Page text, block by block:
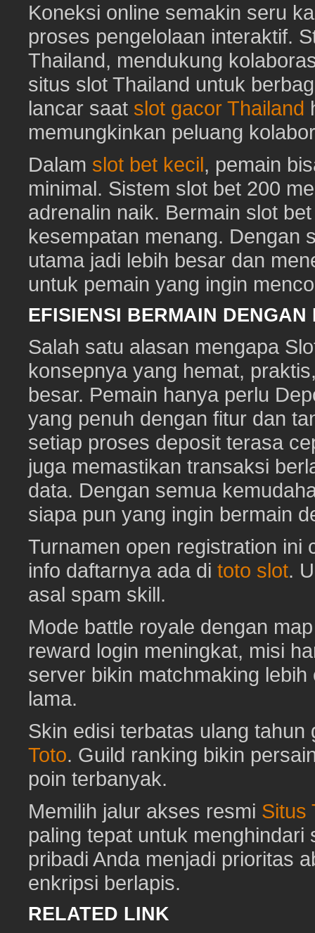
Koneksi online semakin seru
proses pengelolaan interaktif.
Thailand, mendukung
situs slot Thailand untuk
lancar saat slot gacor Thailand
memungkinkan peluang
Dalam slot bet kecil, pemain
minimal. Sistem slot bet 200
adrenalin naik. Bermain slot
kesempatan menang. Dengan
utama jadi lebih besar dan
untuk pemain yang ingin
EFISIENSI BERMAIN
Salah satu alasan mengapa
konsepnya yang hemat,
besar. Pemain hanya perlu
yang penuh dengan fitur dan
setiap proses deposit terasa
juga memastikan transaksi
data. Dengan semua
siapa pun yang ingin bermain
Turnamen open registration ini
info daftarnya ada di toto slot.
asal spam skill.
Mode battle royale dengan
reward login meningkat, misi
server bikin matchmaking
lama.
Skin edisi terbatas ulang
Toto. Guild ranking bikin
poin terbanyak.
Memilih jalur akses resmi Situs
paling tepat untuk
pribadi Anda menjadi prioritas
enkripsi berlapis.
RELATED LINK